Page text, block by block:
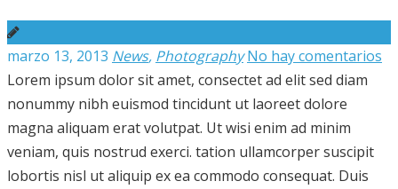
marzo 13, 2013 News, Photography No hay comentarios
Lorem ipsum dolor sit amet, consectet ad elit sed diam
nonummy nibh euismod tincidunt ut laoreet dolore
magna aliquam erat volutpat. Ut wisi enim ad minim
veniam, quis nostrud exerci. tation ullamcorper suscipit
lobortis nisl ut aliquip ex ea commodo consequat. Duis